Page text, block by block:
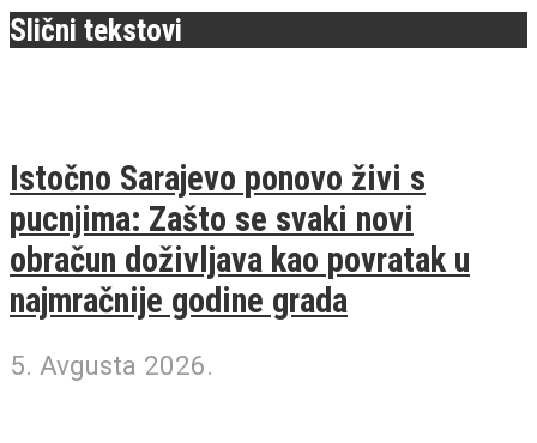
Slični tekstovi
Istočno Sarajevo ponovo živi s
pucnjima: Zašto se svaki novi
obračun doživljava kao povratak u
najmračnije godine grada
5. Avgusta 2026.